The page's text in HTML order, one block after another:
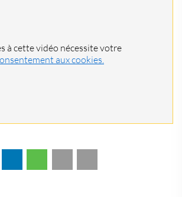
à cette vidéo nécessite votre
aux cookies.